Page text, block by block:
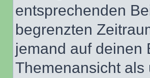
entsprechenden
begrenzten
jemand auf deinen
Themenansicht